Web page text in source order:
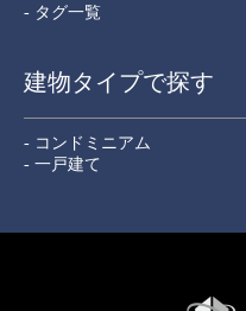
- タグ一覧
建物タイプで探す
- コンドミニアム
- 一戸建て